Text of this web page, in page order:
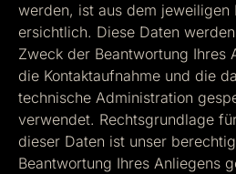
werden, ist aus dem jeweiligen
ersichtlich. Diese Daten
Zweck der Beantwortung Ihres
die Kontaktaufnahme und die
technische Administration
verwendet. Rechtsgrundlage
dieser Daten ist unser
Beantwortung Ihres Anliegens